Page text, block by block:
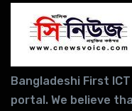
Bangladeshi First
portal. We believe